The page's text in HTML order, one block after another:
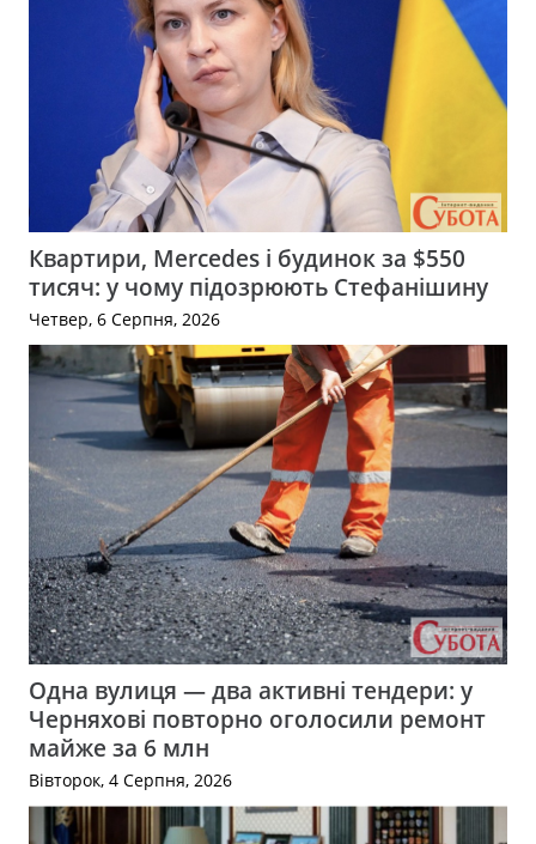
Квартири, Mercedes і будинок за $550
тисяч: у чому підозрюють Стефанішину
Четвер, 6 Серпня, 2026
Одна вулиця — два активні тендери: у
Черняхові повторно оголосили ремонт
майже за 6 млн
Вівторок, 4 Серпня, 2026